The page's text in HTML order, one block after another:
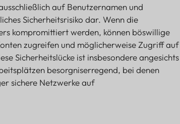
auf Benutzernamen und
Sicherheitsrisiko dar. Wenn die
kompromittiert werden, können böswillige
zugreifen und möglicherweise Zugriff auf
Sicherheitslücke ist insbesondere angesichts
besorgniserregend, bei denen
sichere Netzwerke auf